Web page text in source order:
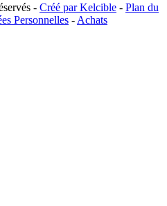
- Créé par Kelcible - Plan du
Personnelles - Achats